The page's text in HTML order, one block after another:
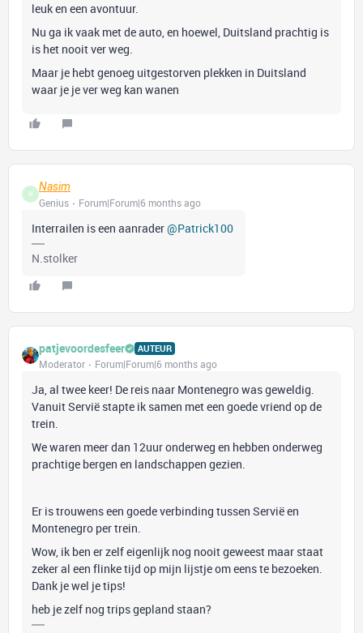
leuk en een avontuur.
Nu ga ik vaak met de auto, en hoewel, Duitsland prachtig is
is het nooit ver weg.
Maar je hebt genoeg uitgestorven plekken in Duitsland
waar je je ver weg kan wanen
N
Nasim
Genius
Forum|Forum|6 months ago
Interrailen is een aanrader ​@Patrick100
N.stolker
patjevoordesfeer AUTEUR
Moderator Forum|Forum|6 months ago
Ja, al twee keer! De reis naar Montenegro was geweldig.
Vanuit Servië stapte ik samen met een goede vriend op de
trein.
We waren meer dan 12uur onderweg en hebben onderweg
prachtige bergen en landschappen gezien.
Er is trouwens een goede verbinding tussen Servië en
Montenegro per trein.
Wow, ik ben er zelf eigenlijk nog nooit geweest maar staat
zeker al een flinke tijd op mijn lijstje om eens te bezoeken.
Dank je wel je tips!
heb je zelf nog trips gepland staan?